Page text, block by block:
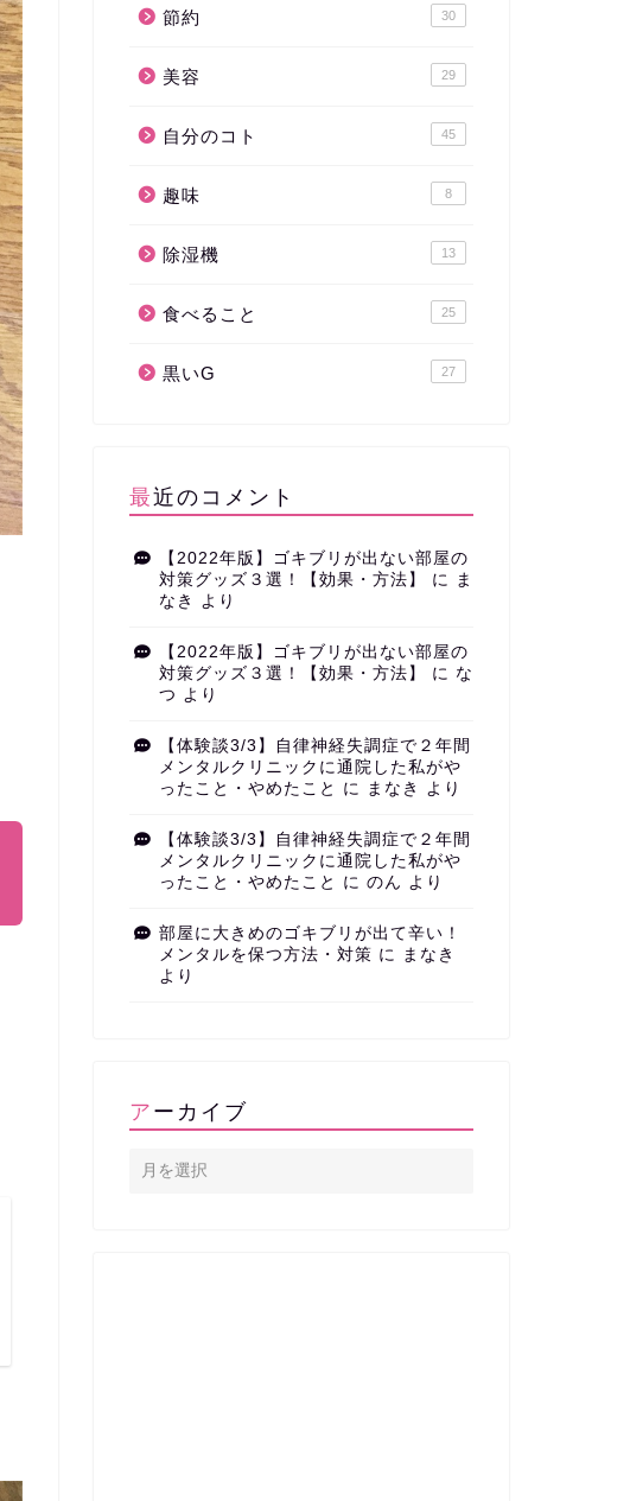
節約 30
美容 29
自分のコト 45
趣味 8
除湿機 13
食べること 25
黒いG 27
最近のコメント
【2022年版】ゴキブリが出ない部屋の
対策グッズ３選！【効果・方法】
に ま
なき
より
【2022年版】ゴキブリが出ない部屋の
対策グッズ３選！【効果・方法】
に な
つ より
【体験談3/3】自律神経失調症で２年間
メンタルクリニックに通院した私がや
ったこと・やめたこと
に まなき より
【体験談3/3】自律神経失調症で２年間
メンタルクリニックに通院した私がや
ったこと・やめたこと
に のん より
部屋に大きめのゴキブリが出て辛い！
メンタルを保つ方法・対策 に まなき
より
アーカイブ